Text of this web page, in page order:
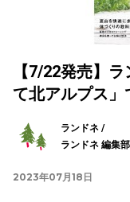
【7/22発売】
て北アルプス」
ランドネ /
ランドネ 編集部
2023年07月18日